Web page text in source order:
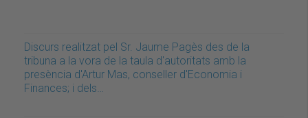
Discurs realitzat pel Sr. Jaume Pagès des de la
tribuna a la vora de la taula d'autoritats amb la
presència d'Artur Mas, conseller d'Economia i
Finances; i dels…